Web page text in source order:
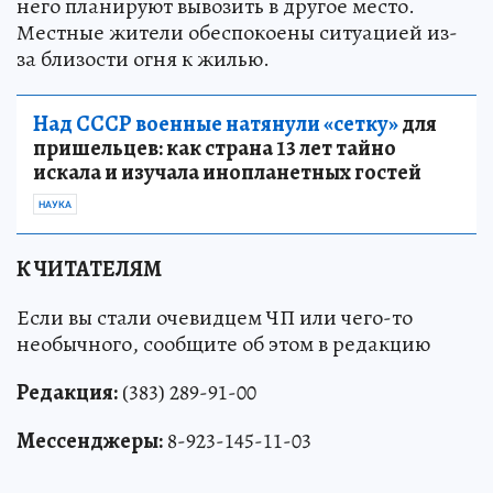
Местные жители обеспокоены ситуацией из-
за близости огня к жилью.
Над СССР военные натянули «сетку»для
пришельцев: как страна 13 лет тайно
искала и изучала инопланетных гостей
НАУКА
К ЧИТАТЕЛЯМ
Если вы стали очевидцем ЧП или чего-то
необычного, сообщите об этом в редакцию
Редакция:(383) 289-91-00
Мессенджеры:8-923-145-11-03